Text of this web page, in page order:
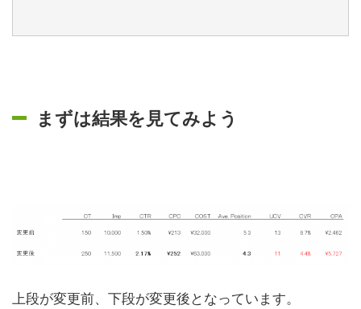
まずは結果を見てみよう
上段が変更前、下段が変更後となっています。